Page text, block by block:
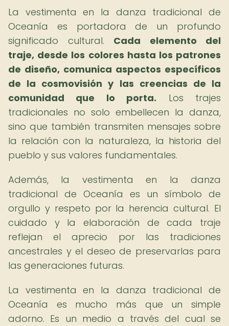
La vestimenta en la danza tradicional de
Oceanía es portadora de un profundo
significado cultural. Cada elemento del
traje, desde los colores hasta los patrones
de diseño, comunica aspectos específicos
de la cosmovisión y las creencias de la
comunidad que lo porta. Los trajes
tradicionales no solo embellecen la danza,
sino que también transmiten mensajes sobre
la relación con la naturaleza, la historia del
pueblo y sus valores fundamentales.
Además, la vestimenta en la danza
tradicional de Oceanía es un símbolo de
orgullo y respeto por la herencia cultural. El
cuidado y la elaboración de cada traje
reflejan el aprecio por las tradiciones
ancestrales y el deseo de preservarlas para
las generaciones futuras.
La vestimenta en la danza tradicional de
Oceanía es mucho más que un simple
adorno. Es un medio a través del cual se